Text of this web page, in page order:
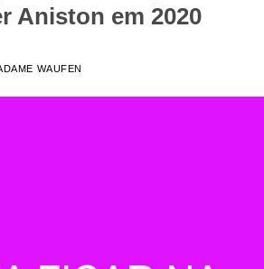
Aniston em 2020
WAUFEN